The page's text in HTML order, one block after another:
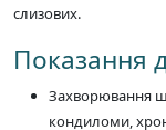
слизових.
Показання
Захворювання
кондиломи,